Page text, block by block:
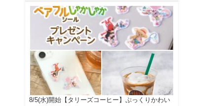
8/5(水)開始【タリーズコーヒー】ぷっくりかわい